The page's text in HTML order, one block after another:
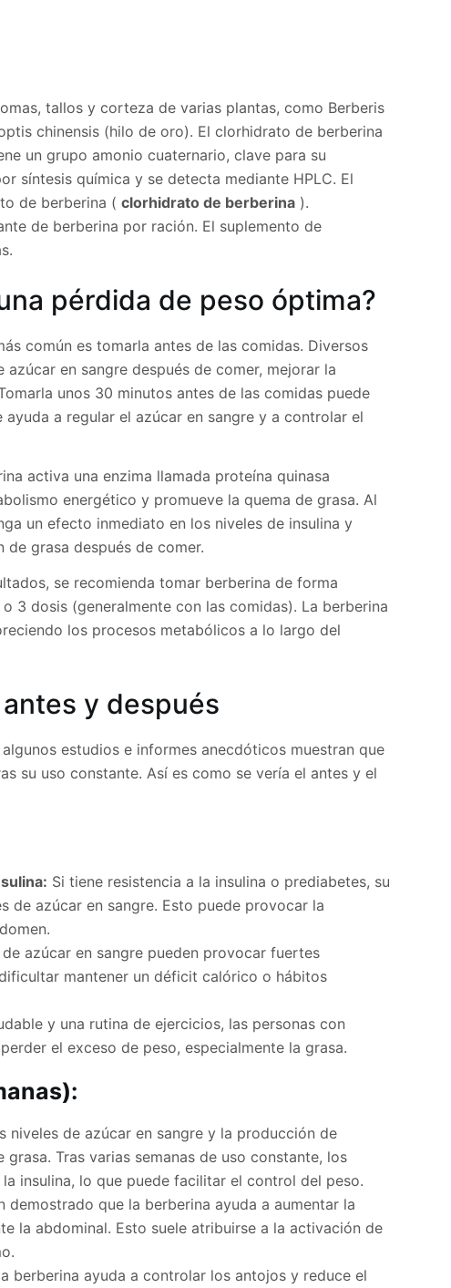
tallos y corteza de varias plantas, como Berberis
chinensis (hilo de oro). El clorhidrato de berberina
un grupo amonio cuaternario, clave para su
síntesis química y se detecta mediante HPLC. El
de berberina ( clorhidrato de berberina).
de berberina por ración. El suplemento de
pérdida de peso óptima?
común es tomarla antes de las comidas. Diversos
en sangre después de comer, mejorar la
unos 30 minutos antes de las comidas puede
a regular el azúcar en sangre y a controlar el
activa una enzima llamada proteína quinasa
energético y promueve la quema de grasa. Al
un efecto inmediato en los niveles de insulina y
grasa después de comer.
se recomienda tomar berberina de forma
3 dosis (generalmente con las comidas). La berberina
los procesos metabólicos a lo largo del
y después
estudios e informes anecdóticos muestran que
su uso constante. Así es como se vería el antes y el
Si tiene resistencia a la insulina o prediabetes, su
de azúcar en sangre. Esto puede provocar la
azúcar en sangre pueden provocar fuertes
mantener un déficit calórico o hábitos
y una rutina de ejercicios, las personas con
el exceso de peso, especialmente la grasa.
niveles de azúcar en sangre y la producción de
Tras varias semanas de uso constante, los
insulina, lo que puede facilitar el control del peso.
demostrado que la berberina ayuda a aumentar la
la abdominal. Esto suele atribuirse a la activación de
berberina ayuda a controlar los antojos y reduce el